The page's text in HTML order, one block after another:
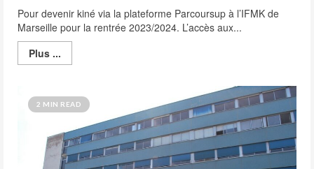
Pour devenir kiné via la plateforme Parcoursup à l’IFMK de
Marseille pour la rentrée 2023/2024. L’accès aux...
Plus ...
more
–
Admission
Parcoursup
2 MIN READ